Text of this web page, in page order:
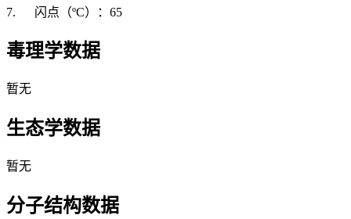
7. 闪点（ºC）：65
毒理学数据
暂无
生态学数据
暂无
分子结构数据